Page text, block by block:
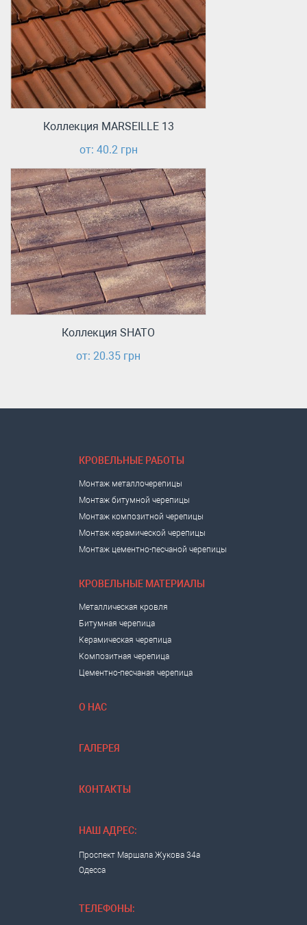
Коллекция MARSEILLE 13
от: 40.2 грн
Коллекция SHATO
от: 20.35 грн
КРОВЕЛЬНЫЕ РАБОТЫ
Монтаж металлочерепицы
Монтаж битумной черепицы
Монтаж композитной черепицы
Монтаж керамической черепицы
Монтаж цементно-песчаной черепицы
КРОВЕЛЬНЫЕ МАТЕРИАЛЫ
Металлическая кровля
Битумная черепица
Керамическая черепица
Композитная черепица
Цементно-песчаная черепица
О НАС
ГАЛЕРЕЯ
КОНТАКТЫ
НАШ АДРЕС:
Проспект Маршала Жукова 34а
Одесса
ТЕЛЕФОНЫ: